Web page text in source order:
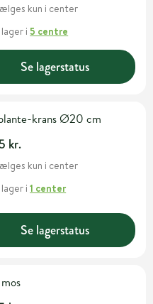
kun i center
lageri5 centre
Se lagerstatus
krans Ø20 cm
kr.
kun i center
lageri1 center
Se lagerstatus